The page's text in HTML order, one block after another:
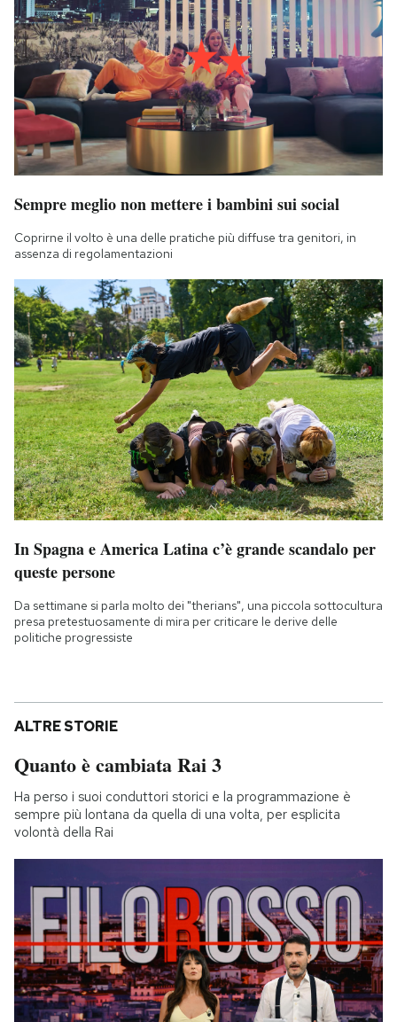
Sempre meglio non mettere i bambini sui social
Coprirne il volto è una delle pratiche più diffuse tra genitori, in
assenza di regolamentazioni
In Spagna e America Latina c’è grande scandalo per
queste persone
Da settimane si parla molto dei "therians", una piccola sottocultura
presa pretestuosamente di mira per criticare le derive delle
politiche progressiste
ALTRE STORIE
Quanto è cambiata Rai 3
Ha perso i suoi conduttori storici e la programmazione è
sempre più lontana da quella di una volta, per esplicita
volontà della Rai